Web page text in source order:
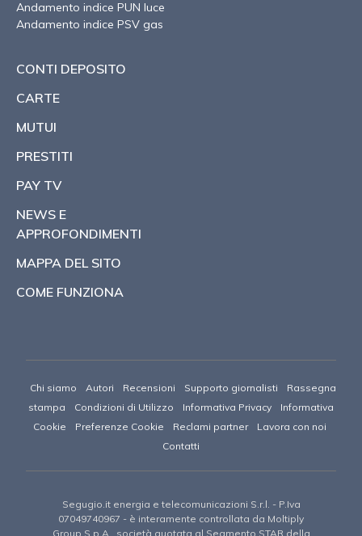
Andamento indice PUN luce
Andamento indice PSV gas
CONTI DEPOSITO
CARTE
MUTUI
PRESTITI
PAY TV
NEWS E
APPROFONDIMENTI
MAPPA DEL SITO
COME FUNZIONA
Chi siamo Autori Recensioni Supporto giornalisti
Rassegna
stampa
Condizioni di Utilizzo Informativa Privacy
Informativa
Cookie
Preferenze Cookie Reclami partner
Lavora con noi
Contatti
Segugio.it energia e telecomunicazioni S.r.l. - P.Iva
07049740967 - è interamente controllata da Moltiply
Group S.p.A., società quotata al Segmento STAR della